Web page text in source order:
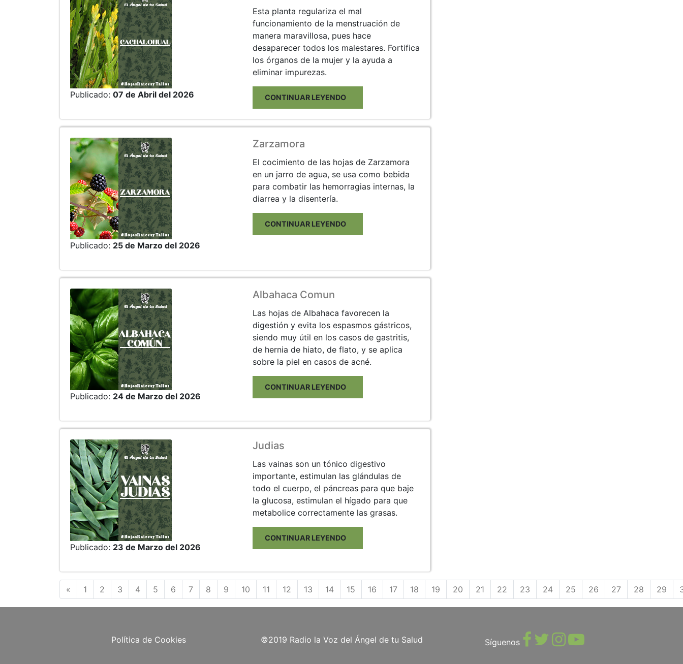
Publicado: 07 de Abril del 2026
Esta planta regulariza el mal
funcionamiento de la menstruación de
manera maravillosa, pues hace
desaparecer todos los malestares. Fortifica
los órganos de la mujer y la ayuda a
eliminar impurezas.
CONTINUAR LEYENDO
Publicado: 25 de Marzo del 2026
Zarzamora
El cocimiento de las hojas de Zarzamora
en un jarro de agua, se usa como bebida
para combatir las hemorragias internas, la
diarrea y la disentería.
CONTINUAR LEYENDO
Publicado: 24 de Marzo del 2026
Albahaca Comun
Las hojas de Albahaca favorecen la
digestión y evita los espasmos gástricos,
siendo muy útil en los casos de gastritis,
de hernia de hiato, de flato, y se aplica
sobre la piel en casos de acné.
CONTINUAR LEYENDO
Publicado: 23 de Marzo del 2026
Judias
Las vainas son un tónico digestivo
importante, estimulan las glándulas de
todo el cuerpo, el páncreas para que baje
la glucosa, estimulan el hígado para que
metabolice correctamente las grasas.
CONTINUAR LEYENDO
« Anterior
1 2 3 4 5 6 7 8 9 10 11 12 13 14 15 16 17 18 19 20 21 22 23 24 25 26 27 28 29
Política de Cookies ©2019 Radio la Voz del Ángel de tu Salud Síguenos